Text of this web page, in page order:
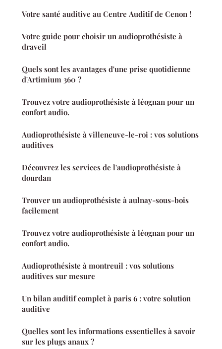
Votre santé auditive au Centre Auditif de Cenon !
Votre guide pour choisir un audioprothésiste à
draveil
Quels sont les avantages d'une prise quotidienne
d'Artimium 360 ?
Trouvez votre audioprothésiste à léognan pour un
confort audio.
Audioprothésiste à villeneuve-le-roi : vos solutions
auditives
Découvrez les services de l'audioprothésiste à
dourdan
Trouver un audioprothésiste à aulnay-sous-bois
facilement
Trouvez votre audioprothésiste à léognan pour un
confort audio.
Audioprothésiste à montreuil : vos solutions
auditives sur mesure
Un bilan auditif complet à paris 6 : votre solution
auditive
Quelles sont les informations essentielles à savoir
sur les plugs anaux ?